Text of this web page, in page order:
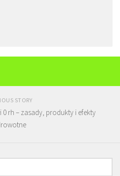
STORY
rh – zasady, produkty i efekty